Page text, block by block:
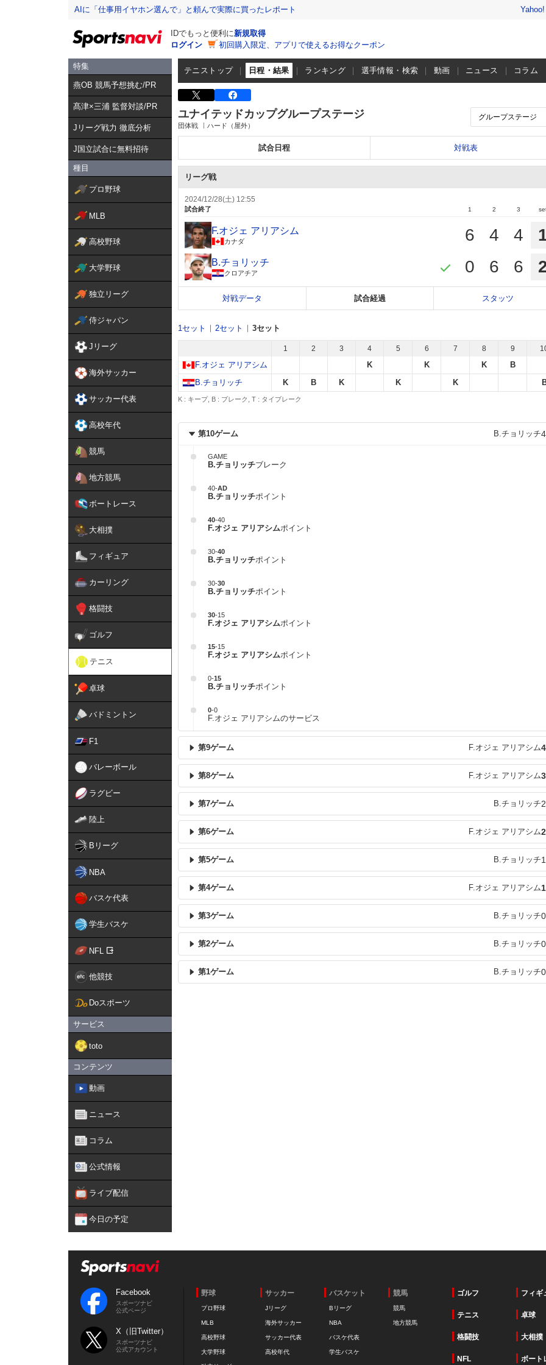
AIに「仕事用イヤホン選んで」と頼んで実際に買ったレポート
IDでもっと便利に新規取得
ログイン
初回購入限定、アプリで使えるお得なクーポン
特集
燕OB 競馬予想挑む/PR
髙津×三浦 監督対談/PR
Jリーグ戦力 徹底分析
J国立試合に無料招待
種目
プロ野球
MLB
高校野球
大学野球
独立リーグ
侍ジャパン
Jリーグ
海外サッカー
サッカー代表
高校年代
競馬
地方競馬
ボートレース
大相撲
フィギュア
カーリング
格闘技
ゴルフ
テニス
卓球
バドミントン
F1
バレーボール
ラグビー
陸上
Bリーグ
NBA
バスケ代表
学生バスケ
NFL
他競技
Doスポーツ
サービス
toto
コンテンツ
動画
ニュース
コラム
公式情報
ライブ配信
今日の予定
テニストップ 日程・結果 ランキング 選手情報・検索 動画 ニュース コラム
ユナイテッドカップグループステージ
団体戦 ハード（屋外）
試合日程 対戦表
リーグ戦
2024/12/28(土) 12:55
試合終了 1 2 3
F.オジェ アリアシム
カナダ 6 4 4
B.チョリッチ
クロアチア 0 6 6
対戦データ 試合経過 スタッツ
1セット 2セット 3セット
1 2 3 4 5 6 7 8 9
F.オジェ アリアシム K K K
B
B.チョリッチ
K B K K K
K : キープ, B : ブレーク, T : タイブレーク
第10ゲーム B.チョリッチ4
GAME
B.チョリッチブレーク
40-AD
B.チョリッチポイント
40-40
F.オジェ アリアシムポイント
30-40
B.チョリッチポイント
30-30
B.チョリッチポイント
30-15
F.オジェ アリアシムポイント
15-15
F.オジェ アリアシムポイント
0-15
B.チョリッチポイント
0-0
F.オジェ アリアシムのサービス
第9ゲーム F.オジェ アリアシム4
第8ゲーム F.オジェ アリアシム3
第7ゲーム B.チョリッチ2
第6ゲーム F.オジェ アリアシム2
第5ゲーム B.チョリッチ1
第4ゲーム F.オジェ アリアシム1
第3ゲーム B.チョリッチ0
第2ゲーム B.チョリッチ0
第1ゲーム B.チョリッチ0
Facebook
スポーツナビ
公式ページ
X（旧Twitter）
スポーツナビ
公式アカウント
野球
プロ野球
MLB
高校野球
大学野球
サッカー
Jリーグ
海外サッカー
サッカー代表
高校年代
バスケット
Bリーグ
NBA
バスケ代表
学生バスケ
競馬
競馬
地方競馬
ゴルフ フィギ
テニス 卓球
格闘技 大相撲
NFL ボート